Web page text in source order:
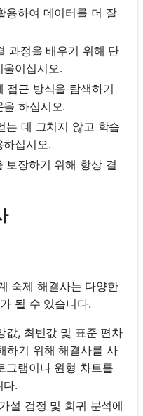
용하여 데이터를 더 잘
과정을 배우기 위해 단
이십시오.
접근 방식을 탐색하기
하십시오.
는 데 그치지 않고 학습
십시오.
보장하기 위해 항상 결
숙제 해결사는 다양한
될 수 있습니다.
값, 최빈값 및 표준 편차
하기 위해 해결사를 사
그램이나 원형 차트를
다.
설 검정 및 회귀 분석에